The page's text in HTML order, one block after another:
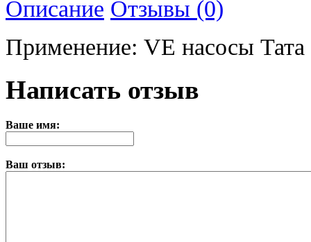
Описание Отзывы (0)
Применение: VE насосы Тата
Написать отзыв
Ваше имя:
Ваш отзыв: